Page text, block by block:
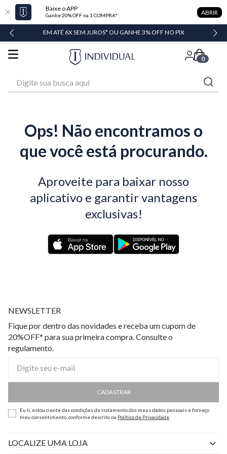
Baixe o APP
Ganhe 20% OFF na 1 COMPRA* ABRIR
EM ATÉ 6X SEM JUROS* OU GANHE 3% OFF NO PIX
0
Ops! Não encontramos o
que você está procurando.
Aproveite para baixar nosso
aplicativo e garantir vantagens
exclusivas!
NEWSLETTER
Fique por dentro das novidades e receba um cupom de
20%OFF* para sua primeira compra. Consulte o
regulamento.
CADASTRAR
Eu li, estou ciente das condições de tratamento dos meus dados pessoais e forneço
meu consentimento, conforme descrito na Política de Privacidade
LOCALIZE UMA LOJA